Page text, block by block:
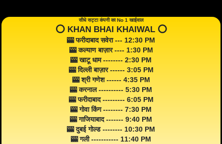
सीधे सट्टा कंपनी का No 1 खाईवाल
⭕️ KHAN BHAI KHAIWAL ⭕️
🎰 फरीदाबाद सवेरा --- 12:30 PM
🎰 कल्याण बाज़ार ---- 1:30 PM
🎰 खाटू धाम -------- 2:30 PM
🎰 दिल्ली बाज़ार ------ 3:05 PM
🎰 श्री गणेश ------ 4:35 PM
🎰 करनाल ---------- 5:30 PM
🎰 फरीदाबाद --------- 6:05 PM
🎰 गोवा किंग -------- 7:30 PM
🎰 गाजियाबाद ------- 9:40 PM
🎰 दुबई गोल्ड -------- 10:30 PM
🎰 गली ----------- 11:40 PM